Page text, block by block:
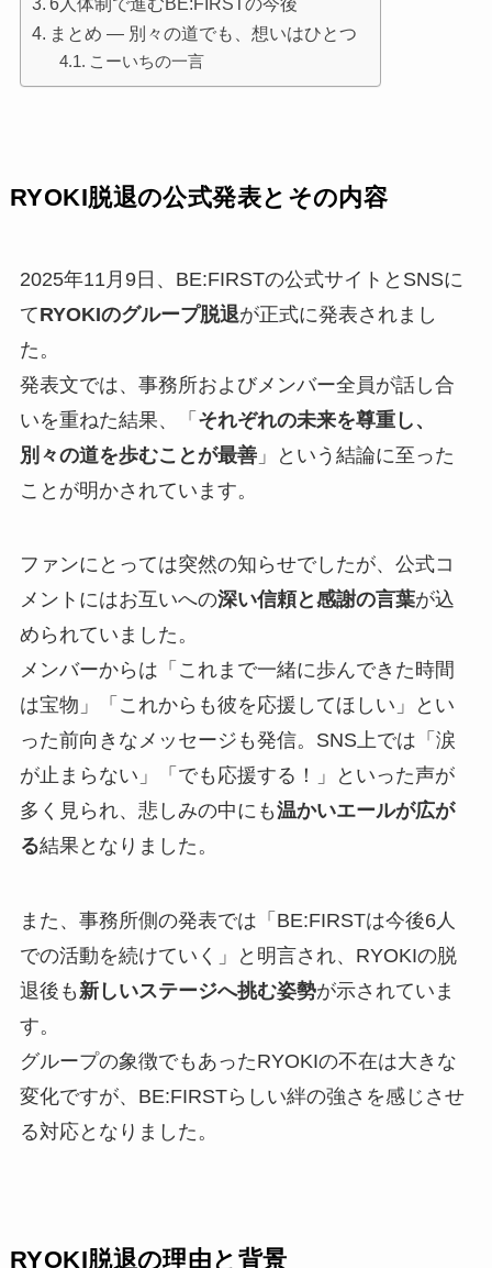
まとめ ― 別々の道でも、想いはひとつ
こーいちの一言
RYOKI脱退の公式発表とその内容
2025年11月9日、BE:FIRSTの公式サイトとSNSに
てRYOKIのグループ脱退が正式に発表されまし
た。
発表文では、事務所およびメンバー全員が話し合
いを重ねた結果、「 それぞれの未来を尊重し、
別々の道を歩むことが最善」という結論に至った
ことが明かされています。
ファンにとっては突然の知らせでしたが、公式コ
メントにはお互いへの深い信頼と感謝の言葉が込
められていました。
メンバーからは「これまで一緒に歩んできた時間
は宝物」「これからも彼を応援してほしい」とい
った前向きなメッセージも発信。SNS上では「涙
が止まらない」「でも応援する！」といった声が
多く見られ、悲しみの中にも温かいエールが広が
る結果となりました。
また、事務所側の発表では「BE:FIRSTは今後6人
での活動を続けていく」と明言され、RYOKIの脱
退後も新しいステージへ挑む姿勢が示されていま
す。
グループの象徴でもあったRYOKIの不在は大きな
変化ですが、BE:FIRSTらしい絆の強さを感じさせ
る対応となりました。
RYOKI脱退の理由と背景